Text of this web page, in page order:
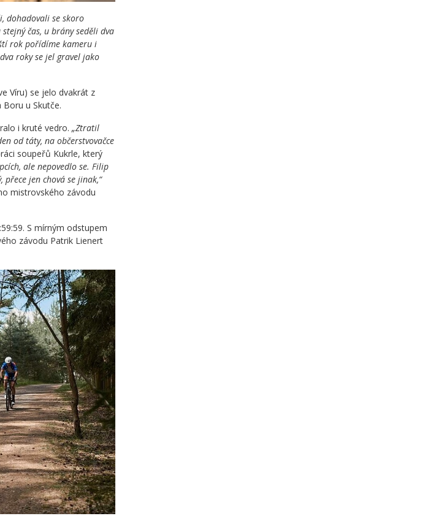
dohadovali se skoro
čas, u brány seděli dva
rok pořídíme kameru i
roky se jel gravel jako
Víru) se jelo dvakrát z
u Skutče.
i kruté vedro. „Ztratil
od táty, na občerstvovačce
soupeřů Kukrle, který
ale nepovedlo se. Filip
jen chová se jinak,“
mistrovského závodu
S mírným odstupem
závodu Patrik Lienert